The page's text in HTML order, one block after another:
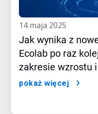
14 maja 2025
Jak wynika z
Ecolab po raz
zakresie wzrostu i
pokaż więcej